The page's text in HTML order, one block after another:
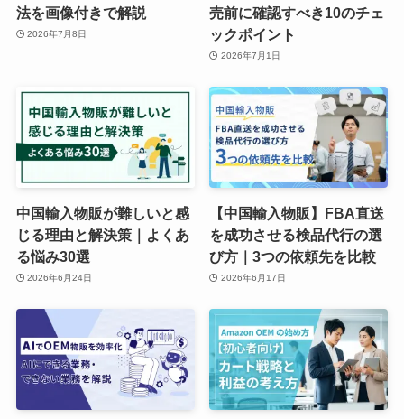
法を画像付きで解説
2026年7月8日
売前に確認すべき10のチェ
ックポイント
2026年7月1日
中国輸入物販が難しいと感
じる理由と解決策｜よくあ
る悩み30選
2026年6月24日
【中国輸入物販】FBA直送
を成功させる検品代行の選
び方｜3つの依頼先を比較
2026年6月17日